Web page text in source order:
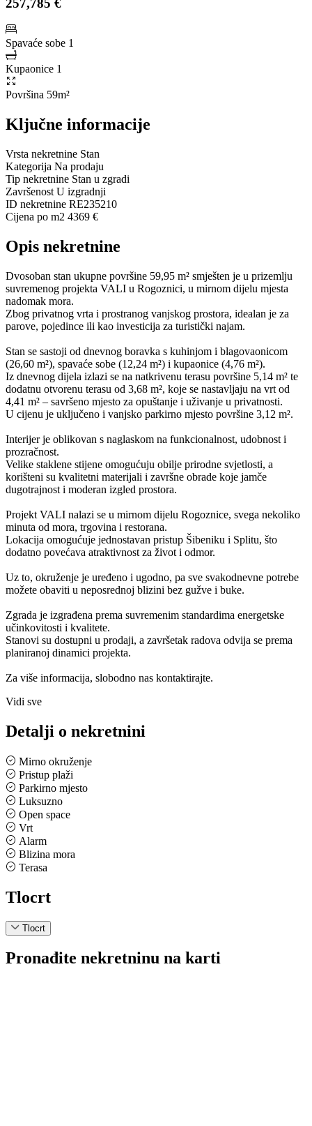
Spavaće sobe 1
Kupaonice 1
Površina 59m²
Ključne informacije
Vrsta nekretnine Stan
Kategorija Na prodaju
Tip nekretnine Stan u zgradi
Završenost U izgradnji
ID nekretnine RE235210
Cijena po m2 4369 €
Opis nekretnine
Dvosoban stan ukupne površine 59,95 m² smješten je u prizemlju
suvremenog projekta VALI u Rogoznici, u mirnom dijelu mjesta
nadomak mora.
Zbog privatnog vrta i prostranog vanjskog prostora, idealan je za
parove, pojedince ili kao investicija za turistički najam.
Stan se sastoji od dnevnog boravka s kuhinjom i blagovaonicom
(26,60 m²), spavaće sobe (12,24 m²) i kupaonice (4,76 m²).
Iz dnevnog dijela izlazi se na natkrivenu terasu površine 5,14 m² te
dodatnu otvorenu terasu od 3,68 m², koje se nastavljaju na vrt od
4,41 m² – savršeno mjesto za opuštanje i uživanje u privatnosti.
U cijenu je uključeno i vanjsko parkirno mjesto površine 3,12 m².
Interijer je oblikovan s naglaskom na funkcionalnost, udobnost i
prozračnost.
Velike staklene stijene omogućuju obilje prirodne svjetlosti, a
korišteni su kvalitetni materijali i završne obrade koje jamče
dugotrajnost i moderan izgled prostora.
Projekt VALI nalazi se u mirnom dijelu Rogoznice, svega nekoliko
minuta od mora, trgovina i restorana.
Lokacija omogućuje jednostavan pristup Šibeniku i Splitu, što
dodatno povećava atraktivnost za život i odmor.
Uz to, okruženje je uređeno i ugodno, pa sve svakodnevne potrebe
možete obaviti u neposrednoj blizini bez gužve i buke.
Zgrada je izgrađena prema suvremenim standardima energetske
učinkovitosti i kvalitete.
Stanovi su dostupni u prodaji, a završetak radova odvija se prema
planiranoj dinamici projekta.
Za više informacija, slobodno nas kontaktirajte.
Vidi sve
Detalji o nekretnini
Mirno okruženje
Pristup plaži
Parkirno mjesto
Luksuzno
Open space
Vrt
Alarm
Blizina mora
Terasa
Tlocrt
Tlocrt
Pronađite nekretninu na karti